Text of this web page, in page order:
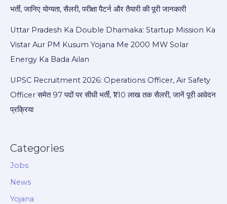
भर्ती, जानिए योग्यता, सैलरी, परीक्षा पैटर्न और तैयारी की पूरी जानकारी
Uttar Pradesh Ka Double Dhamaka: Startup Mission Ka
Vistar Aur PM Kusum Yojana Me 2000 MW Solar
Energy Ka Bada Ailan
UPSC Recruitment 2026: Operations Officer, Air Safety
Officer समेत 97 पदों पर सीधी भर्ती, ₹1.10 लाख तक सैलरी, जानें पूरी आवेदन
प्रक्रिया
Categories
Jobs
News
Yojana